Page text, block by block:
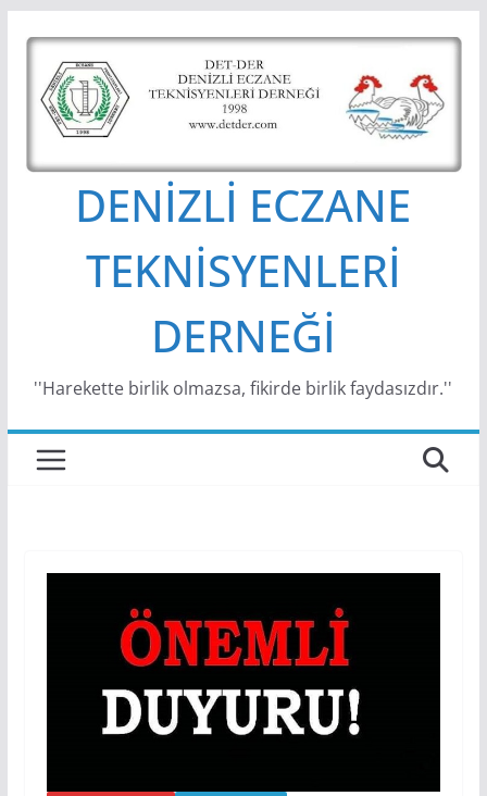
content
DENİZLİ ECZANE
TEKNİSYENLERİ
DERNEĞİ
''Harekette birlik olmazsa, fikirde birlik faydasızdır.''